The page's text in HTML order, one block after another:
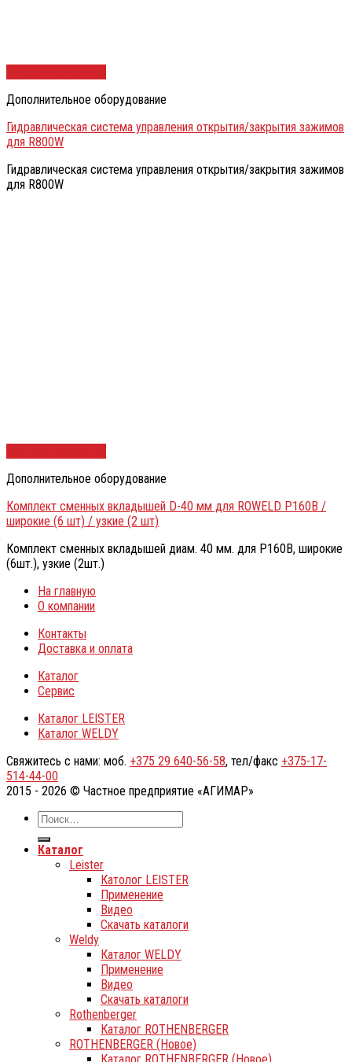
Дополнительное оборудование
Гидравлическая система управления открытия/закрытия зажимов
для R800W
Гидравлическая система управления открытия/закрытия зажимов
для R800W
Дополнительное оборудование
Комплект сменных вкладышей D-40 мм для ROWELD Р160В /
широкие (6 шт) / узкие (2 шт)
Комплект сменных вкладышей диам. 40 мм. для Р160В, широкие
(6шт.), узкие (2шт.)
На главную
О компании
Контакты
Доставка и оплата
Каталог
Сервис
Каталог LEISTER
Каталог WELDY
Свяжитесь с нами: моб. +375 29 640-56-58, тел/факс +375-17-
514-44-00
2015 - 2026 © Частное предприятие «АГИМАР»
Каталог
Leister
Католог LEISTER
Применение
Видео
Скачать каталоги
Weldy
Каталог WELDY
Применение
Видео
Скачать каталоги
Rothenberger
Каталог ROTHENBERGER
ROTHENBERGER (Новое)